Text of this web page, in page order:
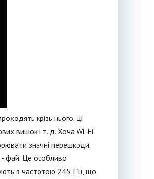
крізь нього. Ці
вишок і т. д. Хоча Wi-Fi
значні перешкоди.
- фай. Це особливо
з частотою 245 ГГц, що